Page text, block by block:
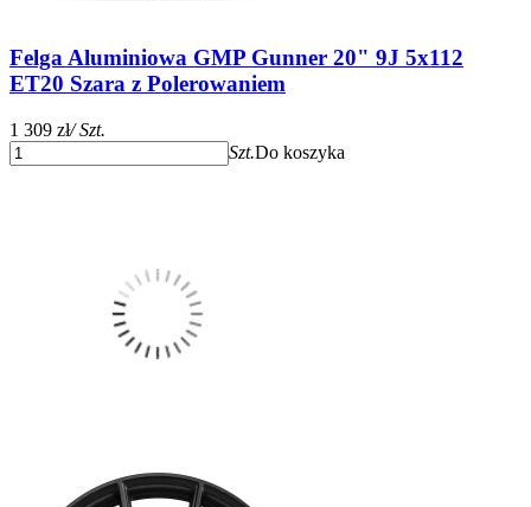
Felga Aluminiowa GMP Gunner 20" 9J 5x112
ET20 Szara z Polerowaniem
1 309 zł/ Szt.
Szt.Do koszyka